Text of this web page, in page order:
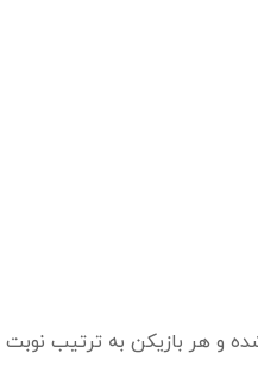
برای 1 تا 4 بازیکن طراحی شده و هر